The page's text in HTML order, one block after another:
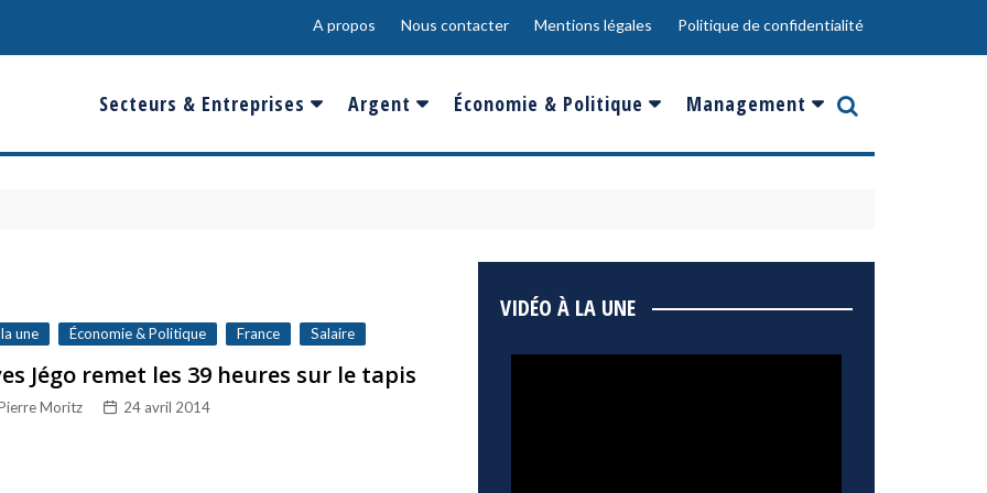
A propos Nous contacter Mentions légales Politique de confidentialité
Secteurs & Entreprises
Banques & Finances
Défense & Aéronautique
Santé & Biotechnologie
Technologies & Médias
Argent
Salaire
Epargne & Placements
Économie & Politique
France
Management
Innovation
une Économie & Politique France Salaire
Jégo remet les 39 heures sur le tapis
Moritz 24 avril 2014
VIDÉO À LA UNE